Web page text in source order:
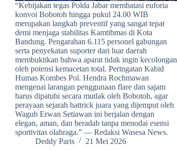
​“Kebijakan tegas Polda Jabar membatasi euforia
konvoi Bobotoh hingga pukul 24.00 WIB
merupakan langkah preventif yang sangat tepat
demi menjaga stabilitas Kamtibmas di Kota
Bandung. Pengarahan 6.115 personel gabungan
serta penyekatan suporter dari luar daerah
membuktikan bahwa aparat tidak ingin kecolongan
oleh potensi kemacetan total. Peringatan Kabid
Humas Kombes Pol. Hendra Rochmawan
mengenai larangan penggunaan flare dan sajam
harus dipatuhi secara mutlak oleh Bobotoh, agar
perayaan sejarah hattrick juara yang dijemput oleh
Wagub Erwan Setiawan ini berjalan dengan
elegan, aman, dan beradab tanpa menodai esensi
sportivitas olahraga.” — Redaksi Wasesa News.
Deddy Paris
21 Mei 2026